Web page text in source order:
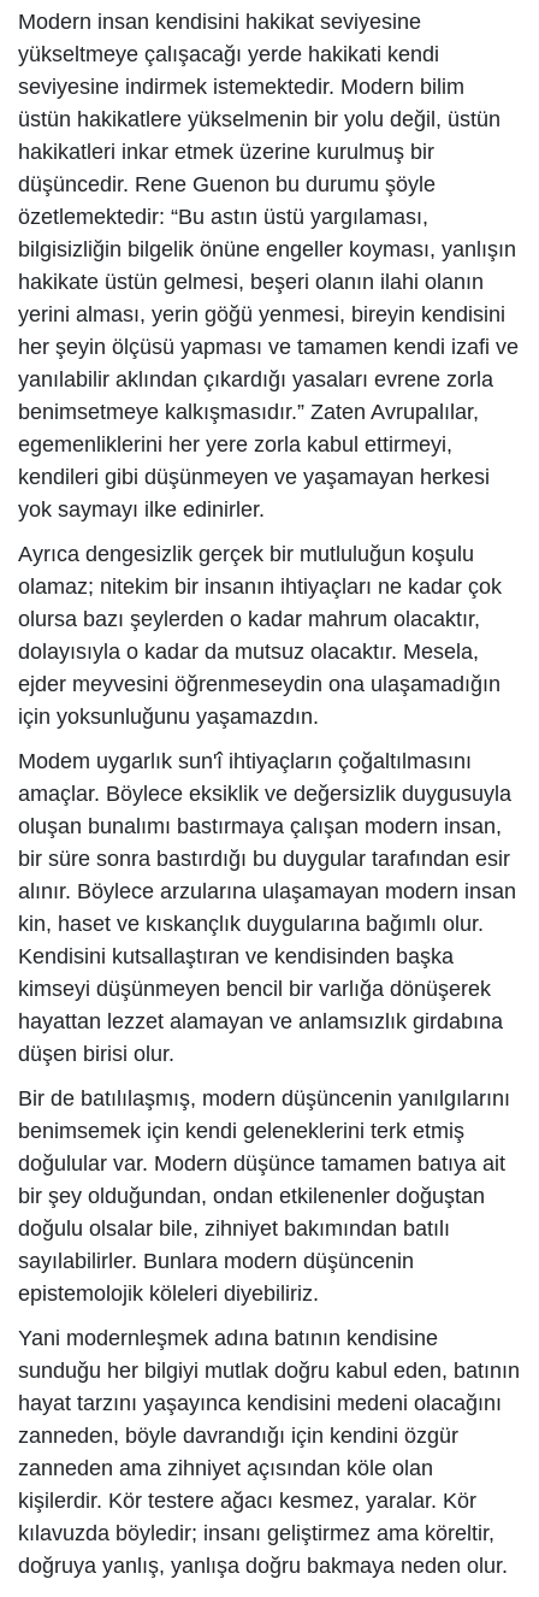
SPOR
DÜNYA
VİDEO
GALERİ
YAZARLAR
RESMİ
REKLAMLAR
Modern insan kendisini hakikat seviyesine
yükseltmeye çalışacağı yerde hakikati kendi
seviyesine indirmek istemektedir. Modern bilim
üstün hakikatlere yükselmenin bir yolu değil, üstün
hakikatleri inkar etmek üzerine kurulmuş bir
düşüncedir. Rene Guenon bu durumu şöyle
özetlemektedir: “Bu astın üstü yargılaması,
bilgisizliğin bilgelik önüne engeller koyması, yanlışın
hakikate üstün gelmesi, beşeri olanın ilahi olanın
yerini alması, yerin göğü yenmesi, bireyin kendisini
her şeyin ölçüsü yapması ve tamamen kendi izafi ve
yanılabilir aklından çıkardığı yasaları evrene zorla
benimsetmeye kalkışmasıdır.” Zaten Avrupalılar,
egemenliklerini her yere zorla kabul ettirmeyi,
kendileri gibi düşünmeyen ve yaşamayan herkesi
yok saymayı ilke edinirler.
Ayrıca dengesizlik gerçek bir mutluluğun koşulu
olamaz; nitekim bir insanın ihtiyaçları ne kadar çok
olursa bazı şeylerden o kadar mahrum olacaktır,
dolayısıyla o kadar da mutsuz olacaktır. Mesela,
ejder meyvesini öğrenmeseydin ona ulaşamadığın
için yoksunluğunu yaşamazdın.
Modem uygarlık sun'î ihtiyaçların çoğaltılmasını
amaçlar. Böylece eksiklik ve değersizlik duygusuyla
oluşan bunalımı bastırmaya çalışan modern insan,
bir süre sonra bastırdığı bu duygular tarafından esir
alınır. Böylece arzularına ulaşamayan modern insan
kin, haset ve kıskançlık duygularına bağımlı olur.
Kendisini kutsallaştıran ve kendisinden başka
kimseyi düşünmeyen bencil bir varlığa dönüşerek
hayattan lezzet alamayan ve anlamsızlık girdabına
düşen birisi olur.
Bir de batılılaşmış, modern düşüncenin yanılgılarını
benimsemek için kendi geleneklerini terk etmiş
doğulular var. Modern düşünce tamamen batıya ait
bir şey olduğundan, ondan etkilenenler doğuştan
doğulu olsalar bile, zihniyet bakımından batılı
sayılabilirler. Bunlara modern düşüncenin
epistemolojik köleleri diyebiliriz.
Yani modernleşmek adına batının kendisine
sunduğu her bilgiyi mutlak doğru kabul eden, batının
hayat tarzını yaşayınca kendisini medeni olacağını
zanneden, böyle davrandığı için kendini özgür
zanneden ama zihniyet açısından köle olan
kişilerdir. Kör testere ağacı kesmez, yaralar. Kör
kılavuzda böyledir; insanı geliştirmez ama köreltir,
doğruya yanlış, yanlışa doğru bakmaya neden olur.